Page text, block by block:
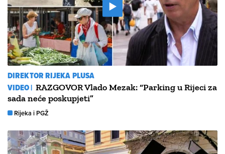
DIREKTOR RIJEKA PLUSA
VIDEO | RAZGOVOR Vlado Mezak: “Parking u Rijeci za
sada neće poskupjeti”
Rijeka i PGŽ